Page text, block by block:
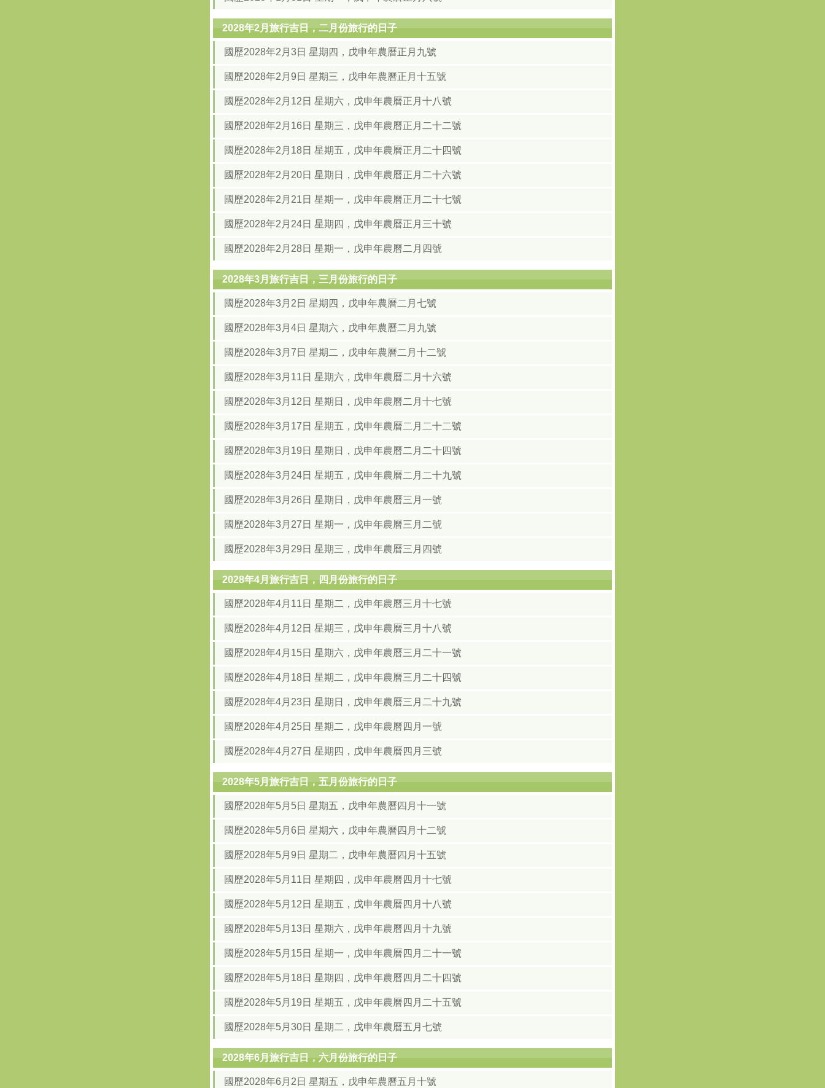
2028年2月旅行吉日，二月份旅行的日子
國歷2028年2月3日 星期四，戊申年農曆正月九號
國歷2028年2月9日 星期三，戊申年農曆正月十五號
國歷2028年2月12日 星期六，戊申年農曆正月十八號
國歷2028年2月16日 星期三，戊申年農曆正月二十二號
國歷2028年2月18日 星期五，戊申年農曆正月二十四號
國歷2028年2月20日 星期日，戊申年農曆正月二十六號
國歷2028年2月21日 星期一，戊申年農曆正月二十七號
國歷2028年2月24日 星期四，戊申年農曆正月三十號
國歷2028年2月28日 星期一，戊申年農曆二月四號
2028年3月旅行吉日，三月份旅行的日子
國歷2028年3月2日 星期四，戊申年農曆二月七號
國歷2028年3月4日 星期六，戊申年農曆二月九號
國歷2028年3月7日 星期二，戊申年農曆二月十二號
國歷2028年3月11日 星期六，戊申年農曆二月十六號
國歷2028年3月12日 星期日，戊申年農曆二月十七號
國歷2028年3月17日 星期五，戊申年農曆二月二十二號
國歷2028年3月19日 星期日，戊申年農曆二月二十四號
國歷2028年3月24日 星期五，戊申年農曆二月二十九號
國歷2028年3月26日 星期日，戊申年農曆三月一號
國歷2028年3月27日 星期一，戊申年農曆三月二號
國歷2028年3月29日 星期三，戊申年農曆三月四號
2028年4月旅行吉日，四月份旅行的日子
國歷2028年4月11日 星期二，戊申年農曆三月十七號
國歷2028年4月12日 星期三，戊申年農曆三月十八號
國歷2028年4月15日 星期六，戊申年農曆三月二十一號
國歷2028年4月18日 星期二，戊申年農曆三月二十四號
國歷2028年4月23日 星期日，戊申年農曆三月二十九號
國歷2028年4月25日 星期二，戊申年農曆四月一號
國歷2028年4月27日 星期四，戊申年農曆四月三號
2028年5月旅行吉日，五月份旅行的日子
國歷2028年5月5日 星期五，戊申年農曆四月十一號
國歷2028年5月6日 星期六，戊申年農曆四月十二號
國歷2028年5月9日 星期二，戊申年農曆四月十五號
國歷2028年5月11日 星期四，戊申年農曆四月十七號
國歷2028年5月12日 星期五，戊申年農曆四月十八號
國歷2028年5月13日 星期六，戊申年農曆四月十九號
國歷2028年5月15日 星期一，戊申年農曆四月二十一號
國歷2028年5月18日 星期四，戊申年農曆四月二十四號
國歷2028年5月19日 星期五，戊申年農曆四月二十五號
國歷2028年5月30日 星期二，戊申年農曆五月七號
2028年6月旅行吉日，六月份旅行的日子
國歷2028年6月2日 星期五，戊申年農曆五月十號